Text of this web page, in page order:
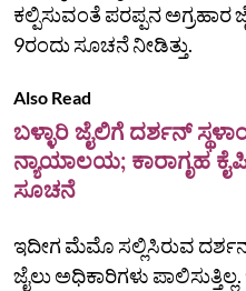
ಕಲ್ಪಿಸುವಂತೆ ಪರಪ್ಪನ
9ರಂದು ಸೂಚನೆ ನೀಡಿತ್ತು.
Also Read
ಬಳ್ಳಾರಿ ಜೈಲಿಗೆ ದರ್ಶನ್‌
ನ್ಯಾಯಾಲಯ; ಕಾರಾಗೃಹ
ಸೂಚನೆ
ಇದೀಗ ಮೆಮೊ ಸಲ್ಲಿಸಿರುವ
ಜೈಲು ಅಧಿಕಾರಿಗಳು